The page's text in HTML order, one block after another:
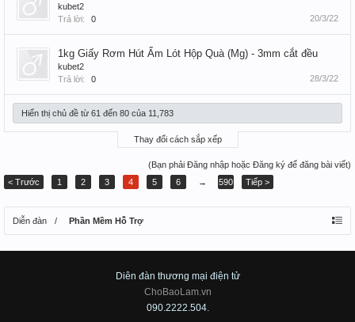
kubet2
Trả lời:
0 20/3/22
1kg Giấy Rơm Hút Ẩm Lót Hộp Quà (Mg) - 3mm cắt đều
kubet2
Trả lời:
0 28/3/22
Hiển thị chủ đề từ 61 đến 80 của 11,783
Thay đổi cách sắp xếp
(Bạn phải Đăng nhập hoặc Đăng ký để đăng bài viết)
< Trước
1 2 3 4 5 6 → 590 Tiếp >
Diễn đàn Phần Mềm Hỗ Trợ
Diên đàn thương mại điện tử
ChoBaoLam.vn
090.2222.504.